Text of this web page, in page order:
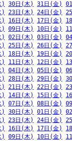
) 30日(木) 31日(金)
) 23日(木) 24日(金)
) 16日(木) 17日(金)
) 09日(木) 10日(金)
) 02日(木) 03日(金)
) 25日(木) 26日(金)
) 18日(木) 19日(金)
) 11日(木) 12日(金)
) 04日(木) 05日(金)
) 28日(木) 29日(金)
) 21日(木) 22日(金)
) 14日(木) 15日(金)
) 07日(木) 08日(金)
) 30日(木) 01日(金)
) 23日(木) 24日(金)
) 16日(木) 17日(金)
) 09日(木) 10日(金)